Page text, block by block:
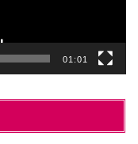
01:01